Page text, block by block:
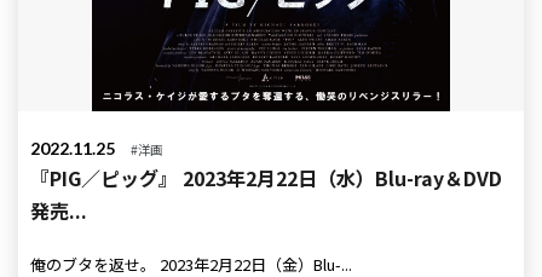
2022.11.25 #洋画
『PIG／ピッグ』 2023年2月22日（水）Blu-ray＆DVD
発売...
俺のブタを返せ。 2023年2月22日（金）Blu-...